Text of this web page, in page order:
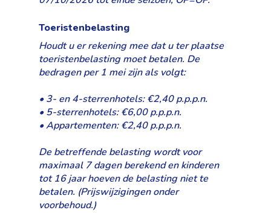
Toeristenbelasting
Houdt u er rekening mee dat u ter plaatse
toeristenbelasting moet betalen. De
bedragen per 1 mei zijn als volgt:
• 3- en 4-sterrenhotels: €2,40 p.p.p.n.
• 5-sterrenhotels: €6,00 p.p.p.n.
• Appartementen: €2,40 p.p.p.n.
De betreffende belasting wordt voor
maximaal 7 dagen berekend en kinderen
tot 16 jaar hoeven de belasting niet te
betalen. (Prijswijzigingen onder
voorbehoud.)